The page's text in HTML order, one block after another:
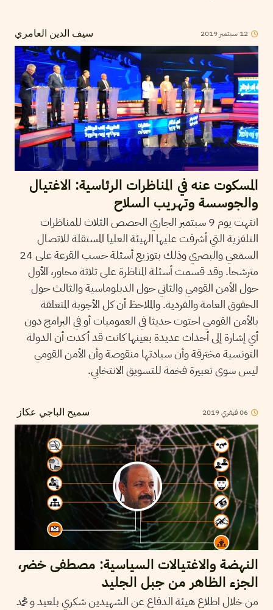
سيف الدين العامري 12 سبتمبر 2019
المسكوت عنه في المناظرات الرئاسية: الاغتيال
والجوسسة وتهريب السلاح
انتهت يوم 9 سبتمبر الجاري الحصص الثلاث للمناظرات
التلفزية التي أشرفت عليها الهيئة العليا المستقلة للاتصال
السمعي والبصري وذلك بتوزيع أسئلة حسب القرعة على 24
مترشحا. وقد قسمت أسئلة المناظرة على ثلاثة محاور، الأول
حول الأمن القومي والثاني حول الدبلوماسية والثالث حول
الحقوق العامة والفردية. والملاحظ أن كل الأجوبة المتعلقة
بالأمن القومي احتوت حديثا في العموميات أو في البرامج دون
أي إشارة إلى أحداث عديدة بعينها كانت قد أكدت أن الدولة
التونسية مخترقة وأن سيادتها منقوصة وأن الأمن القومي
ليس سوى تعبيرة فخمة للتسويق الانتخابي.
سميح الباجي عكاز 06فيفري2019
النهضة والاغتيالات السياسية: مصطفى خضر،
الجزء الظاهر من جبل الجليد
من خلال اطلاع هيئة الدفاع عن الشهيدين شكري بلعيد و محمد